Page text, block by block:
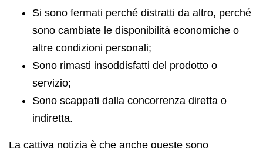
Si sono fermati perché distratti da altro, perché
sono cambiate le disponibilità economiche o
altre condizioni personali;
Sono rimasti insoddisfatti del prodotto o
servizio;
Sono scappati dalla concorrenza diretta o
indiretta.
La cattiva notizia è che anche queste sono